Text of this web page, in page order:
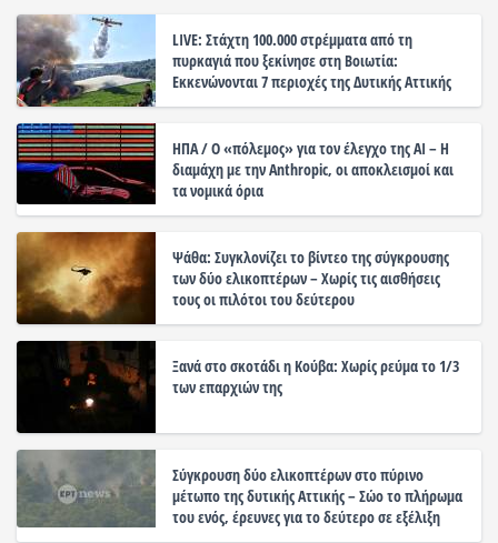
LIVE: Στάχτη 100.000 στρέμματα από τη
πυρκαγιά που ξεκίνησε στη Βοιωτία:
Εκκενώνονται 7 περιοχές της Δυτικής Αττικής
ΗΠΑ / Ο «πόλεμος» για τον έλεγχο της ΑΙ – Η
διαμάχη με την Anthropic, οι αποκλεισμοί και
τα νομικά όρια
Ψάθα: Συγκλονίζει το βίντεο της σύγκρουσης
των δύο ελικοπτέρων – Χωρίς τις αισθήσεις
τους οι πιλότοι του δεύτερου
Ξανά στο σκοτάδι η Κούβα: Χωρίς ρεύμα το 1/3
των επαρχιών της
Σύγκρουση δύο ελικοπτέρων στο πύρινο
μέτωπο της δυτικής Αττικής – Σώο το πλήρωμα
του ενός, έρευνες για το δεύτερο σε εξέλιξη